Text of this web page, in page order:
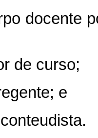
docente
de curso;
e